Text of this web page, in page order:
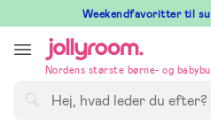
till
innehållet
Weekendfavoritter til
Nordens største børne- og